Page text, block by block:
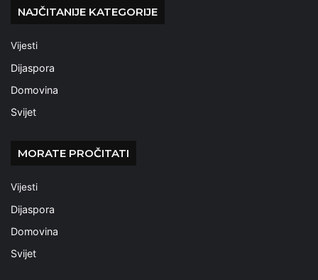
NAJČITANIJE KATEGORIJE
Vijesti
Dijaspora
Domovina
Svijet
MORATE PROČITATI
Vijesti
Dijaspora
Domovina
Svijet